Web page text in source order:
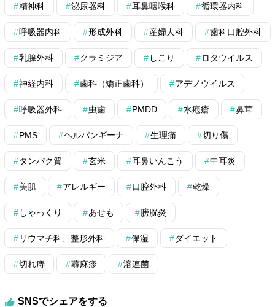
精神科 泌尿器科 耳鼻咽喉科 循環器内科
呼吸器内科 形成外科 産婦人科 歯科口腔外科
乳腺外科 クラミジア しこり ロタウイルス
神経内科 歯科（矯正歯科） アデノウイルス
呼吸器外科 虫歯 PMDD 水疱瘡 鼻茸
PMS ヘルパンギーナ 生理痛 切り傷
タンパク質 玄米 耳鼻いんこう 中耳炎
美肌 アレルギー 口腔外科 乾燥
しゃっくり あせも 膀胱炎
リウマチ科、整形外科 保湿 ダイエット
切れ痔 蕁麻疹 溶連菌
SNSでシェアをする